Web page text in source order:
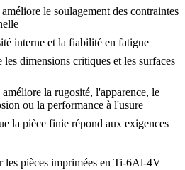
le soulagement des contraintes
interne et la fiabilité en fatigue
dimensions critiques et les surfaces
la rugosité, l'apparence, le
ou la performance à l'usure
la pièce finie répond aux exigences
les pièces imprimées en Ti-6Al-4V